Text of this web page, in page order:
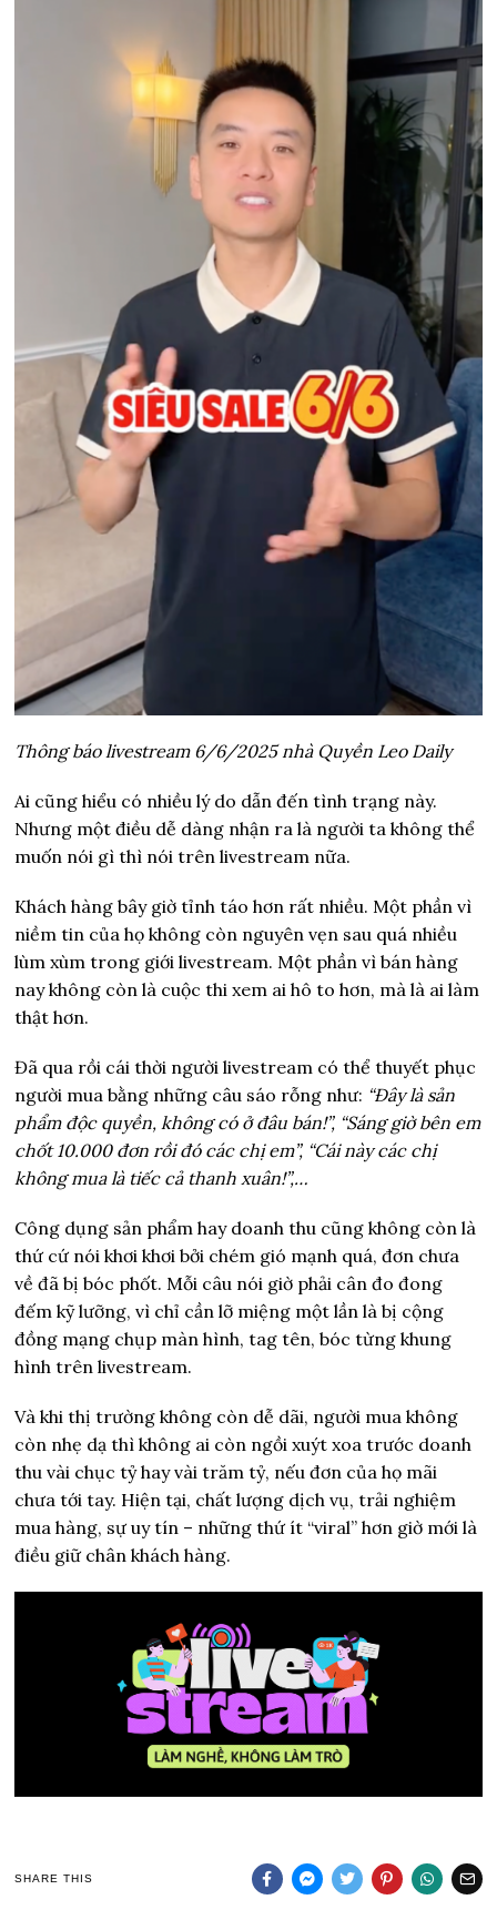
Thông báo livestream 6/6/2025 nhà Quyền Leo Daily
Ai cũng hiểu có nhiều lý do dẫn đến tình trạng này.
Nhưng một điều dễ dàng nhận ra là người ta không thể
muốn nói gì thì nói trên livestream nữa.
Khách hàng bây giờ tỉnh táo hơn rất nhiều. Một phần vì
niềm tin của họ không còn nguyên vẹn sau quá nhiều
lùm xùm trong giới livestream. Một phần vì bán hàng
nay không còn là cuộc thi xem ai hô to hơn, mà là ai làm
thật hơn.
Đã qua rồi cái thời người livestream có thể thuyết phục
người mua bằng những câu sáo rỗng như: “Đây là sản
phẩm độc quyền, không có ở đâu bán!”, “Sáng giờ bên em
chốt 10.000 đơn rồi đó các chị em”, “Cái này các chị
không mua là tiếc cả thanh xuân!”,…
Công dụng sản phẩm hay doanh thu cũng không còn là
thứ cứ nói khơi khơi bởi chém gió mạnh quá, đơn chưa
về đã bị bóc phốt. Mỗi câu nói giờ phải cân đo đong
đếm kỹ lưỡng, vì chỉ cần lỡ miệng một lần là bị cộng
đồng mạng chụp màn hình, tag tên, bóc từng khung
hình trên livestream.
Và khi thị trường không còn dễ dãi, người mua không
còn nhẹ dạ thì không ai còn ngồi xuýt xoa trước doanh
thu vài chục tỷ hay vài trăm tỷ, nếu đơn của họ mãi
chưa tới tay. Hiện tại, chất lượng dịch vụ, trải nghiệm
mua hàng, sự uy tín – những thứ ít “viral” hơn giờ mới là
điều giữ chân khách hàng.
SHARE THIS